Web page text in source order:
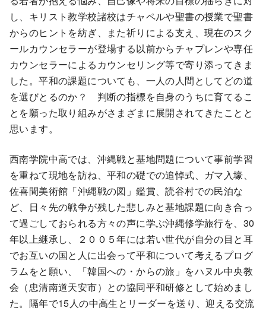
し、キリスト教学校諸校はチャペルや聖書の授業で聖書
からのヒントを紡ぎ、また祈りによる支え、現在のスク
ールカウンセラーが登場する以前からチャプレンや専任
カウンセラーによるカウンセリング等で寄り添ってきま
した。平和の課題についても、一人の人間としてどの道
を選びとるのか？ 判断の指標を自身のうちに育てるこ
とを願った取り組みがさまざまに展開されてきたことと
思います。
西南学院中高では、沖縄戦と基地問題について事前学習
を重ねて現地を訪ね、平和の礎での追悼式、ガマ入壕、
佐喜間美術館「沖縄戦の図」鑑賞、読谷村での民泊な
ど、日々先の戦争が残した悲しみと基地課題に向き合っ
て過ごしておられる方々の声に学ぶ沖縄修学旅行を、30
年以上継承し、２００５年には若い世代が自分の目と耳
でお互いの国と人に出会って平和について考えるプログ
ラムをと願い、「韓国への・からの旅」をハヌル中央教
会（忠清南道天安市）との協同平和研修として始めまし
た。隔年で15人の中高生とリーダーを送り、迎える交流